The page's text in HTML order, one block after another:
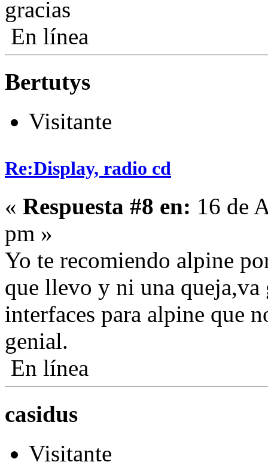
gracias
En línea
Bertutys
Visitante
Re:Display, radio cd
« Respuesta #8 en: 16 de
pm »
Yo te recomiendo alpine
que llevo y ni una
interfaces para alpine que
genial.
En línea
casidus
Visitante